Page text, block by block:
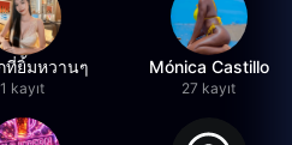
ที่ยิ้มหวานๆ
1 kayıt
Mónica Castillo
27 kayıt